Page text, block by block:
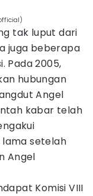
tak luput dari
juga beberapa
Pada 2005,
hubungan
Angel
kabar telah
lama setelah
Angel
Komisi VIII